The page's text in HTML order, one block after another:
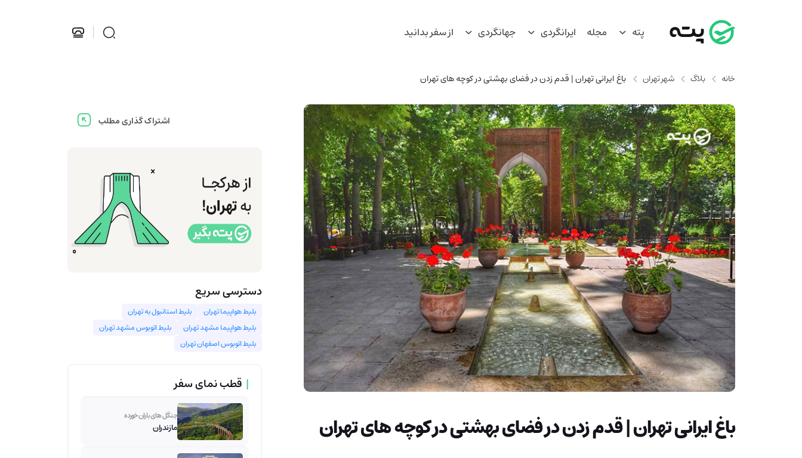
پته مجله ایرانگردی جهانگردی از سفر بدانید
خانه بلاگ شهر تهران باغ ایرانی تهران | قدم زدن در فضای بهشتی در کوچه های تهران
باغ ایرانی تهران | قدم زدن در فضای بهشتی در کوچه های تهران
اشتراک گذاری مطلب
دسترسی سریع
بلیط هواپیما تهران
بلیط استانبول به تهران
بليط هواپيما مشهد تهران
بلیط اتوبوس مشهد تهران
بلیط اتوبوس اصفهان تهران
| قطب نمای سفر
جنگل های باران خورده
مازندران